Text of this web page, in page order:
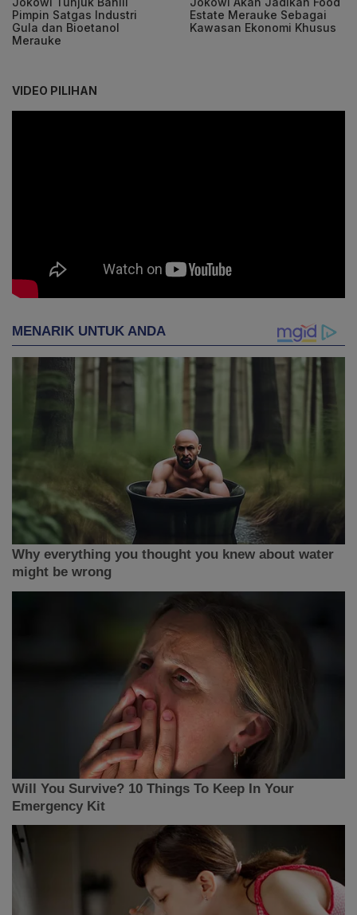
Pimpin Satgas Industri
Gula dan Bioetanol
Merauke
Estate Merauke Sebagai
Kawasan Ekonomi Khusus
VIDEO PILIHAN